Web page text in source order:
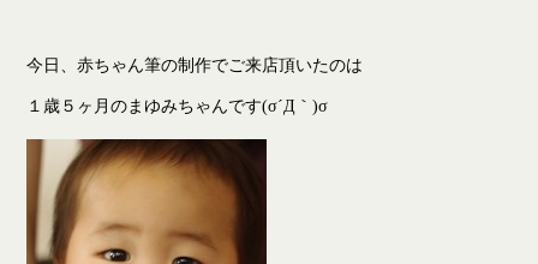
今日、赤ちゃん筆の制作でご来店頂いたのは
１歳５ヶ月のまゆみちゃんです(σ´Д｀)σ